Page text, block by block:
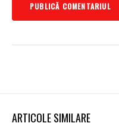
ARTICOLE SIMILARE